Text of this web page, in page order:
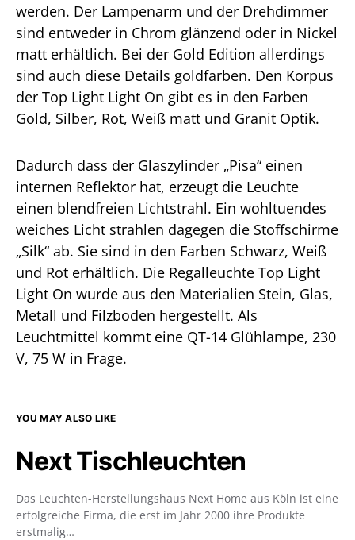
werden. Der Lampenarm und der Drehdimmer
sind entweder in Chrom glänzend oder in Nickel
matt erhältlich. Bei der Gold Edition allerdings
sind auch diese Details goldfarben. Den Korpus
der Top Light Light On gibt es in den Farben
Gold, Silber, Rot, Weiß matt und Granit Optik.
Dadurch dass der Glaszylinder „Pisa“ einen
internen Reflektor hat, erzeugt die Leuchte
einen blendfreien Lichtstrahl. Ein wohltuendes
weiches Licht strahlen dagegen die Stoffschirme
„Silk“ ab. Sie sind in den Farben Schwarz, Weiß
und Rot erhältlich. Die Regalleuchte Top Light
Light On wurde aus den Materialien Stein, Glas,
Metall und Filzboden hergestellt. Als
Leuchtmittel kommt eine QT-14 Glühlampe, 230
V, 75 W in Frage.
YOU MAY ALSO LIKE
Next Tischleuchten
Das Leuchten-Herstellungshaus Next Home aus Köln ist eine
erfolgreiche Firma, die erst im Jahr 2000 ihre Produkte
erstmalig…